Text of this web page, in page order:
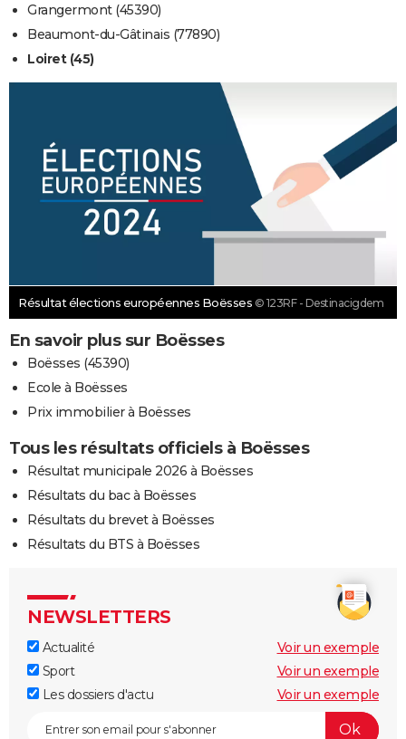
Grangermont (45390)
Beaumont-du-Gâtinais (77890)
Loiret (45)
Résultat élections européennes Boësses © 123RF - Destinacigdem
En savoir plus sur Boësses
Boësses (45390)
Ecole à Boësses
Prix immobilier à Boësses
Tous les résultats officiels à Boësses
Résultat municipale 2026 à Boësses
Résultats du bac à Boësses
Résultats du brevet à Boësses
Résultats du BTS à Boësses
NEWSLETTERS
Actualité
Voir un exemple
Sport
Voir un exemple
Les dossiers d'actu
Voir un exemple